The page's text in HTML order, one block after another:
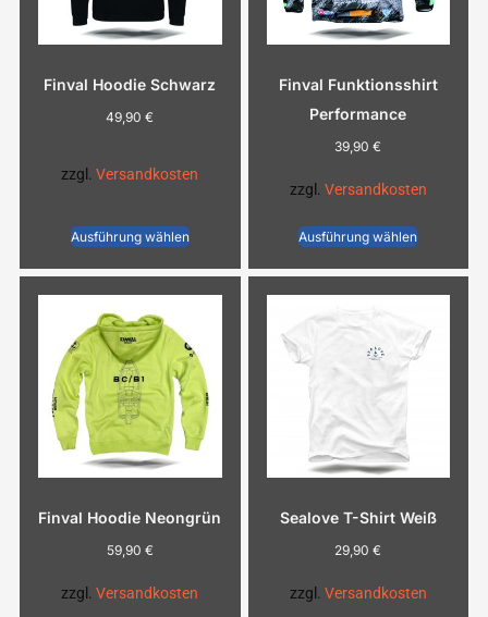
Finval Hoodie Schwarz
49,90€
zzgl.Versandkosten
Ausführung wählen
Finval Funktionsshirt
Performance
39,90€
zzgl. Versandkosten
Ausführung wählen
Finval Hoodie Neongrün
59,90 €
zzgl.Versandkosten
Sealove T-Shirt Weiß
29,90€
zzgl. Versandkosten